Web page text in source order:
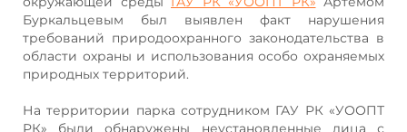
Буркальцевым был выявлен факт нарушения
требований природоохранного законодательства в
области охраны и использования особо охраняемых
природных территорий.
На территории парка сотрудником ГАУ РК «УООПТ
РК» были обнаружены неустановленные лица с